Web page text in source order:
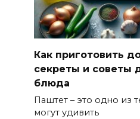
Как приготовить
секреты и советы
блюда
Паштет – это одно из
могут удивить